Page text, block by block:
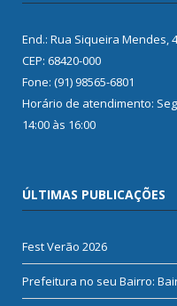
End.: Rua Siqueira Mendes,
CEP: 68420-000
Fone: (91) 98565-6801
Horário de atendimento:
14:00 às 16:00
ÚLTIMAS PUBLICAÇÕES
Fest Verão 2026
Prefeitura no seu Bairro: